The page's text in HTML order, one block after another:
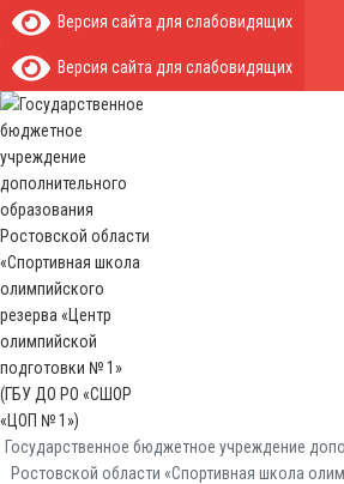
Версия сайта для слабовидящих
Версия сайта для слабовидящих
Государственное бюджетное учреждение
Ростовской области «Спортивная школа